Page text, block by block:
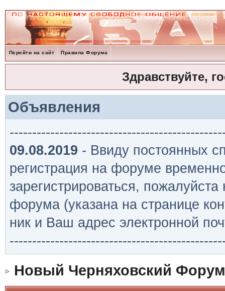
Перейти на сайт Правила Форума
Здравствуйте,
Объявления
09.08.2019 - Ввиду постоянных
регистрация на форуме
зарегистрироваться,
форума (указана на странице
ник и Ваш адрес электронной
Новый Черняховский Форум